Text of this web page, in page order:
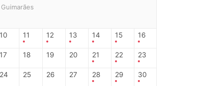
Guimarães
10 11 12 13 14 15 16
17 18 19 20 21 22 23
24 25 26 27 28 29 30